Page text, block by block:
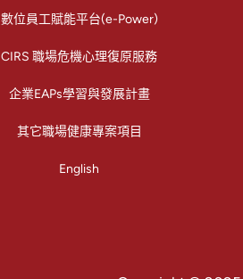
數位員工賦能平台(e-Power)
CIRS 職場危機心理復原服務
企業EAPs學習與發展計畫
其它職場健康專案項目
English